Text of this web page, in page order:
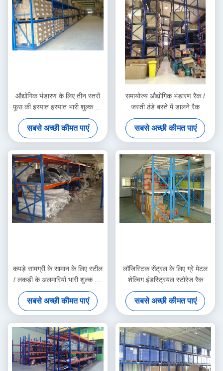
औद्योगिक भंडारण के लिए तीन स्तरों
फूस की इस्पात इस्पात भारी शुल्क ठंडे
बस्ते में डालने के रैक
सबसे अच्छी कीमत पाएं
समायोज्य औद्योगिक भंडारण रैक /
जस्ती ठंडे बस्ते में डालने रैक
सबसे अच्छी कीमत पाएं
कपड़े सामग्री के सामान के लिए स्टील
/ लकड़ी के अलमारियों भारी शुल्क ठंडे
बस्ते में डालने वाले रैक
सबसे अच्छी कीमत पाएं
लॉजिस्टिक सेंट्रल के लिए ग्रे मेटल
शेल्विग इंडस्ट्रियल स्टोरेज रैक
सबसे अच्छी कीमत पाएं